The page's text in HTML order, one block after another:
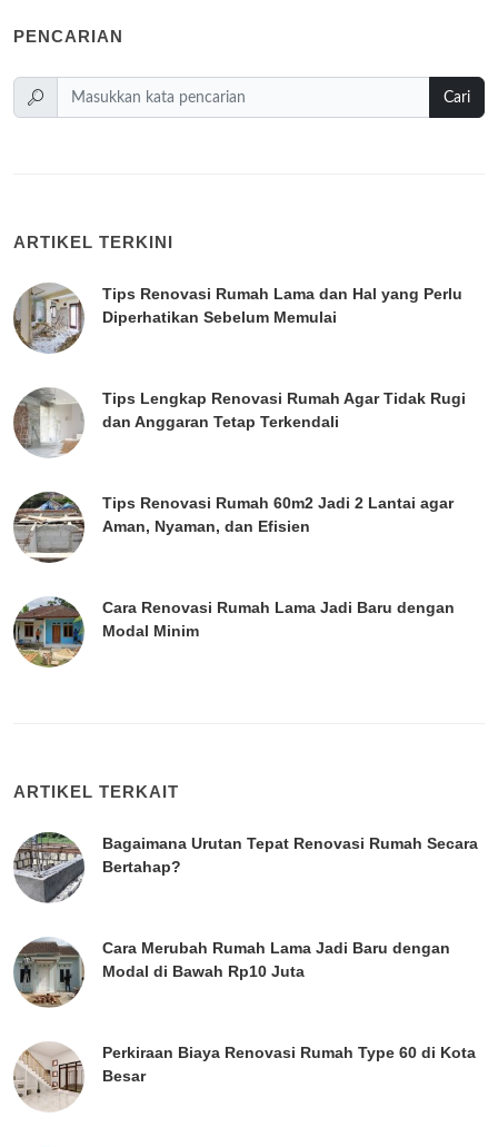
PENCARIAN
Cari
ARTIKEL TERKINI
Tips Renovasi Rumah Lama dan Hal yang Perlu
Diperhatikan Sebelum Memulai
Tips Lengkap Renovasi Rumah Agar Tidak Rugi
dan Anggaran Tetap Terkendali
Tips Renovasi Rumah 60m2 Jadi 2 Lantai agar
Aman, Nyaman, dan Efisien
Cara Renovasi Rumah Lama Jadi Baru dengan
Modal Minim
ARTIKEL TERKAIT
Bagaimana Urutan Tepat Renovasi Rumah Secara
Bertahap?
Cara Merubah Rumah Lama Jadi Baru dengan
Modal di Bawah Rp10 Juta
Perkiraan Biaya Renovasi Rumah Type 60 di Kota
Besar